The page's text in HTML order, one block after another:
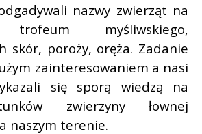
nazwy zwierząt na
trofeum myśliwskiego,
skór, poroży, oręża. Zadanie
zainteresowaniem a nasi
się sporą wiedzą na
zwierzyny łownej
naszym terenie.